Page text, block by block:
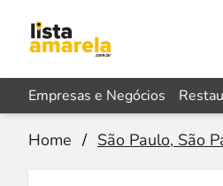
Empresas e Negócios
Home / São Paulo, São